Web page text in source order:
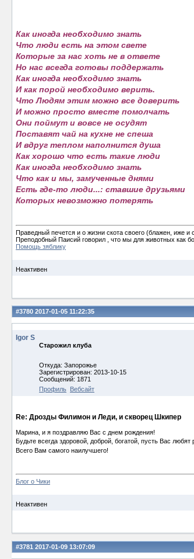
Как иногда необходимо знать
Что люди есть на этом свете
Которые за нас хоть не в ответе
Но нас всегда готовы поддержать
Как иногда необходимо знать
И как порой необходимо верить.
Что Людям этим можно все доверить
И можно просто вместе помолчать
Они поймут и вовсе не осудят
Поставят чай на кухне не спеша
И вдруг теплом наполнится душа
Как хорошо что есть такие люди
Как иногда необходимо знать
Что как и мы, замученные днями
Есть где-то люди...: ставшие друзьями
Которых невозможно потерять
Праведный печется и о жизни скота своего (блажен, иже
Преподобный Паисий говорил , что мы для животных как
Помощь зяблику
Неактивен
#3780 2017-01-05 11:22:35
Igor S
Старожил клуба
Откуда: Запорожье
Зарегистрирован: 2013-10-15
Сообщений: 1871
Профиль
Вебсайт
Re: Дрозды Филимон и Леди, и скворец Шкипер
Марина, и я поздравляю Вас с днем рождения!
Будьте всегда здоровой, доброй, богатой, пусть Вас
Всего Вам самого наилучшего!
Блог о Чики
Неактивен
#3781 2017-01-09 13:07:09